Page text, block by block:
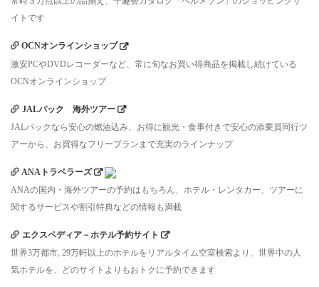
イトです
OCNオンラインショップ
激安PCやDVDレコーダーなど、常に旬なお買い得商品を掲載し続けている
OCNオンラインショップ
JALパック 海外ツアー
JALパックなら安心の燃油込み、お得に観光・食事付きで安心の添乗員同行ツ
アーから、お買得なフリープランまで充実のラインナップ
ANAトラベラーズ
ANAの国内・海外ツアーの予約はもちろん、ホテル・レンタカー、ツアーに
関するサービスや割引特典などの情報も満載
エクスペディア－ホテル予約サイト
世界3万都市, 29万軒以上のホテルをリアルタイム空室検索より、世界中の人
気ホテルを、どのサイトよりもおトクに予約できます